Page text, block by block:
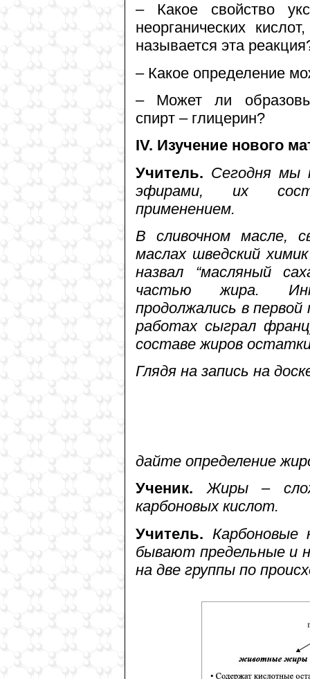
– Какое свойство
неорганических
называется эта
– Какое определение
– Может ли
спирт – глицерин?
IV. Изучение нового
Учитель. Сегодня мы
эфирами, их
применением.
В сливочном масле,
маслах шведский
назвал “масляный
частью жира.
продолжались в
работах сыграл
составе жиров
Глядя на запись на
дайте определение
Ученик.
Жиры –
карбоновых кислот.
Учитель.
бывают предельные и
на две группы по